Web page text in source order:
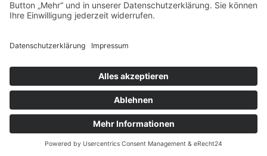
Lösungen für Unternehmen, öffentliche
Einrichtungen und Ämter – regional betreut,
zuverlässig umgesetzt und individuell auf Ihre
Anforderungen abgestimmt.→
info@vorpommerncloud.de